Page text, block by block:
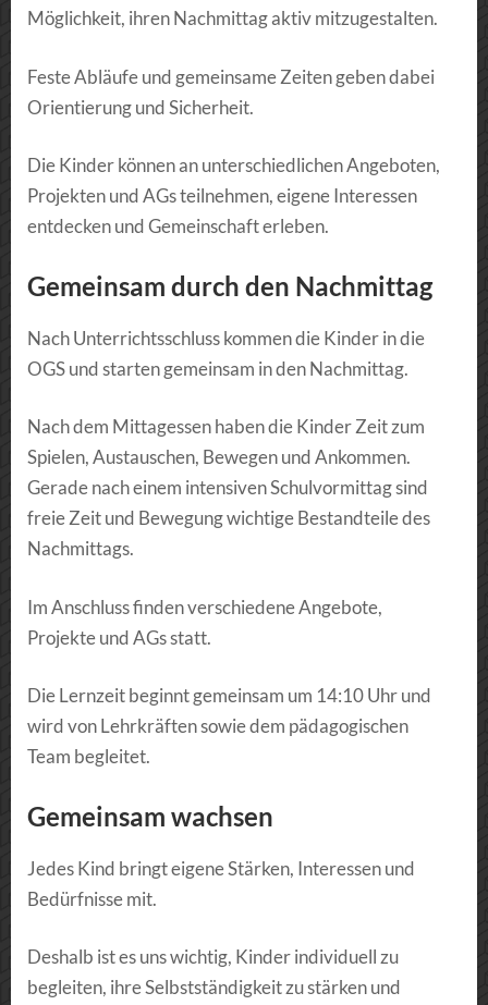
Möglichkeit, ihren Nachmittag aktiv mitzugestalten.
Feste Abläufe und gemeinsame Zeiten geben dabei
Orientierung und Sicherheit.
Die Kinder können an unterschiedlichen Angeboten,
Projekten und AGs teilnehmen, eigene Interessen
entdecken und Gemeinschaft erleben.
Gemeinsam durch den Nachmittag
Nach Unterrichtsschluss kommen die Kinder in die
OGS und starten gemeinsam in den Nachmittag.
Nach dem Mittagessen haben die Kinder Zeit zum
Spielen, Austauschen, Bewegen und Ankommen.
Gerade nach einem intensiven Schulvormittag sind
freie Zeit und Bewegung wichtige Bestandteile des
Nachmittags.
Im Anschluss finden verschiedene Angebote,
Projekte und AGs statt.
Die Lernzeit beginnt gemeinsam um 14:10 Uhr und
wird von Lehrkräften sowie dem pädagogischen
Team begleitet.
Gemeinsam wachsen
Jedes Kind bringt eigene Stärken, Interessen und
Bedürfnisse mit.
Deshalb ist es uns wichtig, Kinder individuell zu
begleiten, ihre Selbstständigkeit zu stärken und